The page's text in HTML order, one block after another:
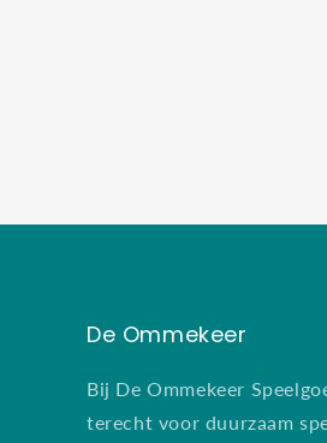
De Ommekeer
Bij De Ommekeer
terecht voor duurzaam